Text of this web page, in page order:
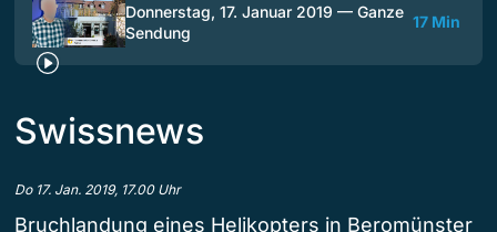
Donnerstag, 17. Januar 2019 — Ganze
Sendung
17 Min
Swissnews
Do 17. Jan. 2019, 17.00 Uhr
Bruchlandung eines Helikopters in Beromünster